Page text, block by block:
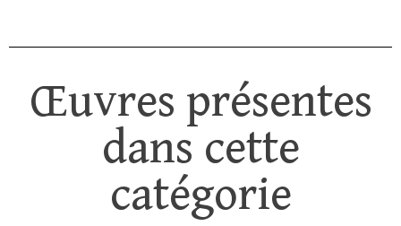
Œuvres présentes
dans cette
catégorie